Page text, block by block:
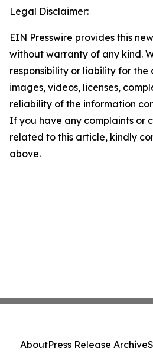
Legal Disclaimer:
EIN Presswire provides this
without warranty of any kind.
responsibility or liability for the
images, videos, licenses,
reliability of the information
If you have any complaints or
related to this article, kindly
above.
AboutPress Release Archive